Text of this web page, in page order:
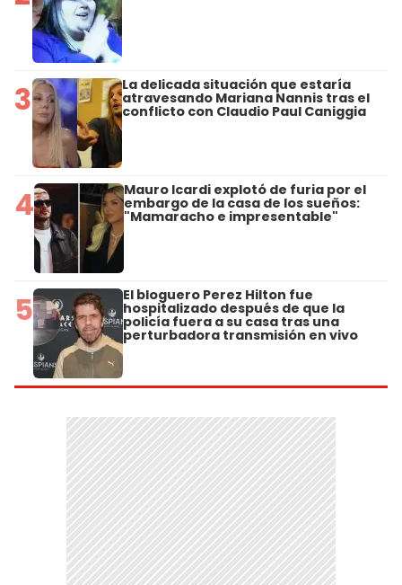
3 La delicada situación que estaría
atravesando Mariana Nannis tras el
conflicto con Claudio Paul Caniggia
4 Mauro Icardi explotó de furia por el
embargo de la casa de los sueños:
"Mamaracho e impresentable"
5 El bloguero Perez Hilton fue
hospitalizado después de que la
policía fuera a su casa tras una
perturbadora transmisión en vivo